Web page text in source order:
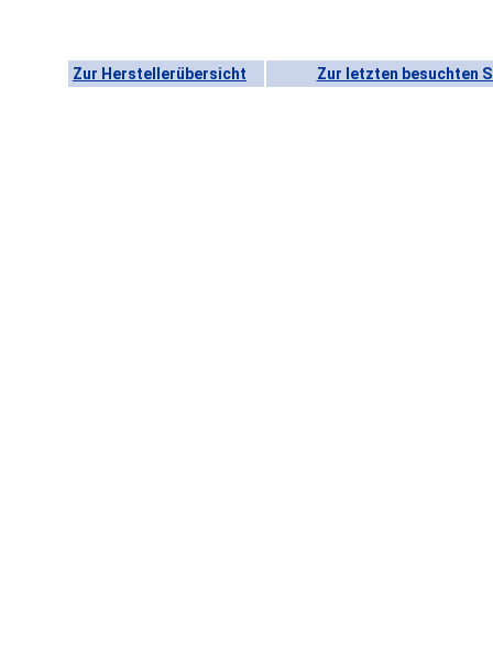
Zur Herstellerübersicht Zur letzten besuchten